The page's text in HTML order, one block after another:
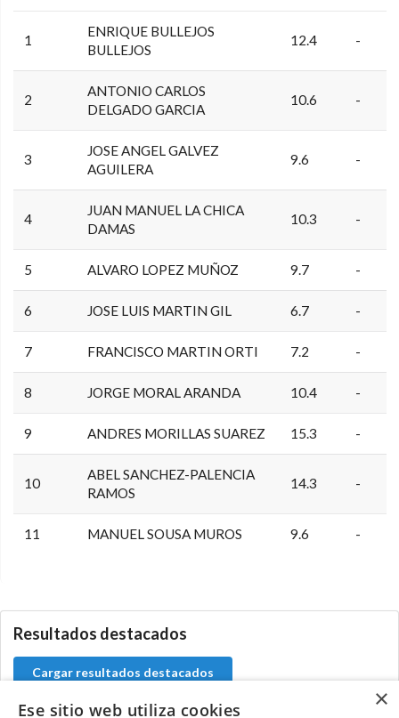
1
ENRIQUE BULLEJOS
BULLEJOS
12.4 -
2
ANTONIO CARLOS
DELGADO GARCIA
10.6 -
3
JOSE ANGEL GALVEZ
AGUILERA
9.6 -
4
JUAN MANUEL LA CHICA
DAMAS
10.3 -
5 ALVARO LOPEZ MUÑOZ 9.7 -
6 JOSE LUIS MARTIN GIL 6.7 -
7 FRANCISCO MARTIN ORTI 7.2 -
8 JORGE MORAL ARANDA 10.4 -
9 ANDRES MORILLAS SUAREZ 15.3 -
10
ABEL SANCHEZ-PALENCIA
RAMOS
14.3 -
11 MANUEL SOUSA MUROS 9.6 -
Resultados destacados
Cargar resultados destacados
×
Ese sitio web utiliza cookies